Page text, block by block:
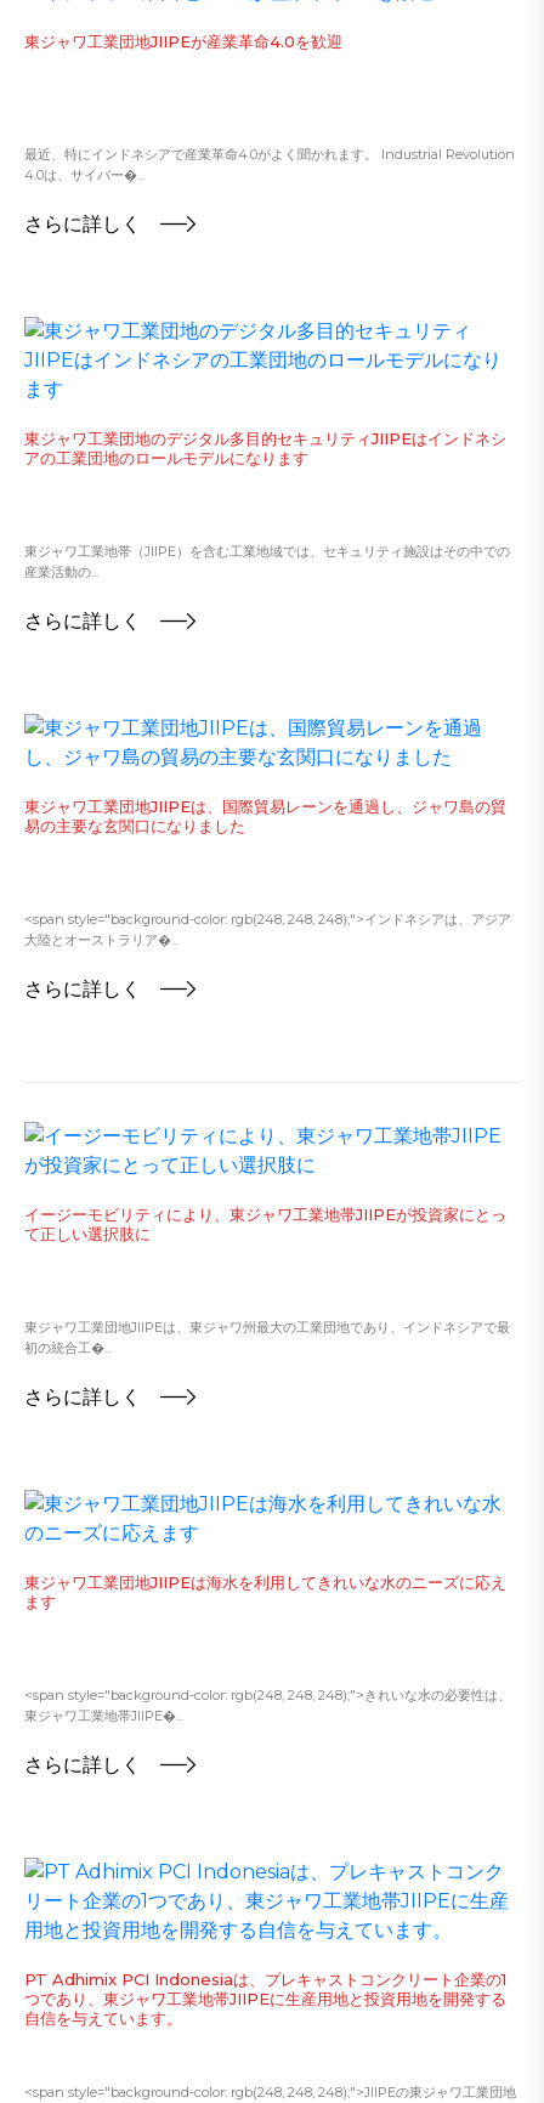
東ジャワ工業団地JIIPEが産業革命4.0を歓迎
最近、特にインドネシアで産業革命4.0がよく聞かれます。 Industrial Revolution
4.0は、サイバー�...
さらに詳しく
東ジャワ工業団地のデジタル多目的セキュリティJIIPEはインドネシ
アの工業団地のロールモデルになります
東ジャワ工業地帯（JIIPE）を含む工業地域では、セキュリティ施設はその中での
産業活動の...
さらに詳しく
東ジャワ工業団地JIIPEは、国際貿易レーンを通過し、ジャワ島の貿
易の主要な玄関口になりました
<span style="background-color: rgb(248, 248, 248);">インドネシアは、アジア
大陸とオーストラリア�...
さらに詳しく
イージーモビリティにより、東ジャワ工業地帯JIIPEが投資家にとっ
て正しい選択肢に
東ジャワ工業団地JIIPEは、東ジャワ州最大の工業団地であり、インドネシアで最
初の統合工�...
さらに詳しく
東ジャワ工業団地JIIPEは海水を利用してきれいな水のニーズに応え
ます
<span style="background-color: rgb(248, 248, 248);">きれいな水の必要性は、
東ジャワ工業地帯JIIPE�...
さらに詳しく
PT Adhimix PCI Indonesiaは、プレキャストコンクリート企業の1
つであり、東ジャワ工業地帯JIIPEに生産用地と投資用地を開発する
自信を与えています。
<span style="background-color: rgb(248, 248, 248);">JIIPEの東ジャワ工業団地